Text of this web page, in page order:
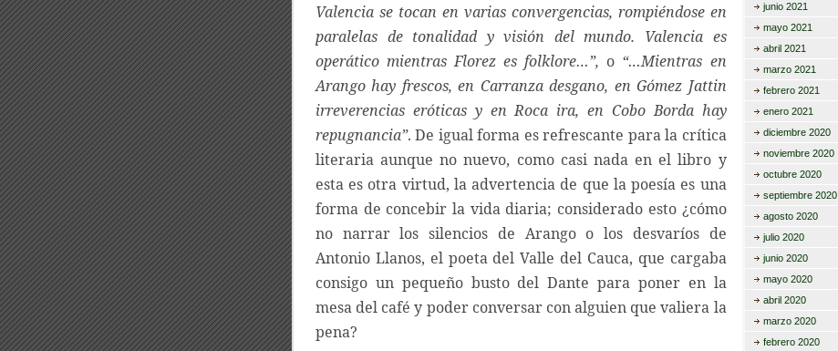
Valencia se tocan en varias convergencias, rompiéndose en
paralelas de tonalidad y visión del mundo. Valencia es
operático mientras Florez es folklore…”, o “…Mientras en
Arango hay frescos, en Carranza desgano, en Gómez Jattin
irreverencias eróticas y en Roca ira, en Cobo Borda hay
repugnancia”. De igual forma es refrescante para la crítica
literaria aunque no nuevo, como casi nada en el libro y
esta es otra virtud, la advertencia de que la poesía es una
forma de concebir la vida diaria; considerado esto ¿cómo
no narrar los silencios de Arango o los desvaríos de
Antonio Llanos, el poeta del Valle del Cauca, que cargaba
consigo un pequeño busto del Dante para poner en la
mesa del café y poder conversar con alguien que valiera la
pena?
junio 2021
mayo 2021
abril 2021
marzo 2021
febrero 2021
enero 2021
diciembre 2020
noviembre 2020
octubre 2020
septiembre 2020
agosto 2020
julio 2020
junio 2020
mayo 2020
abril 2020
marzo 2020
febrero 2020